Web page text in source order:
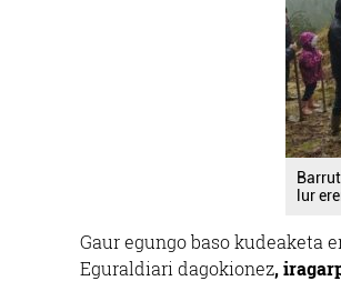
lur
Gaur egungo baso kudeaketa
Eguraldiari dagokionez,